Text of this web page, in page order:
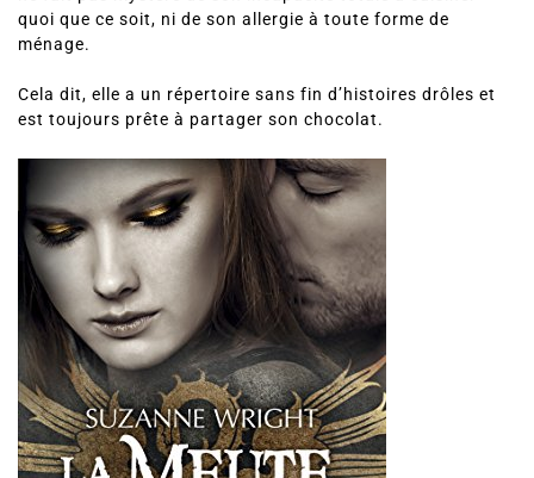
quoi que ce soit, ni de son allergie à toute forme de
ménage.
Cela dit, elle a un répertoire sans fin d’histoires drôles et
est toujours prête à partager son chocolat.